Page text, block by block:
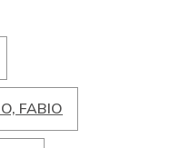
FABIO